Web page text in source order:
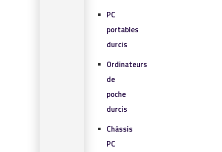
PC
portables
durcis
Ordinateurs
de
poche
durcis
Châssis
PC